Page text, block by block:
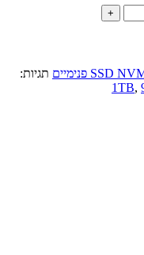
תגיות:
1TB,